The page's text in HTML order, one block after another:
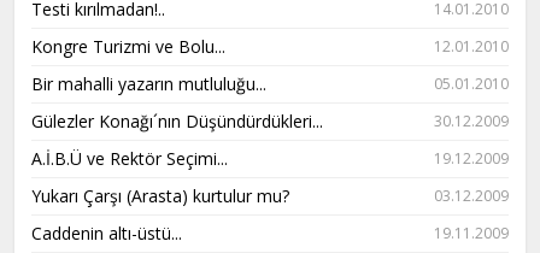
Testi kırılmadan!.. 14.01.2010
Kongre Turizmi ve Bolu... 12.01.2010
Bir mahalli yazarın mutluluğu... 05.01.2010
Gülezler Konağı´nın Düşündürdükleri... 30.12.2009
A.İ.B.Ü ve Rektör Seçimi... 19.12.2009
Yukarı Çarşı (Arasta) kurtulur mu? 03.12.2009
Caddenin altı-üstü... 19.11.2009